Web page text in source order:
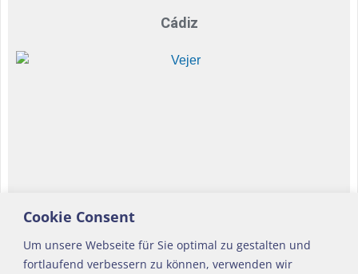
Cookie Consent
Um unsere Webseite für Sie optimal zu gestalten und
fortlaufend verbessern zu können, verwenden wir
Cádiz
Vejer de la Frontera